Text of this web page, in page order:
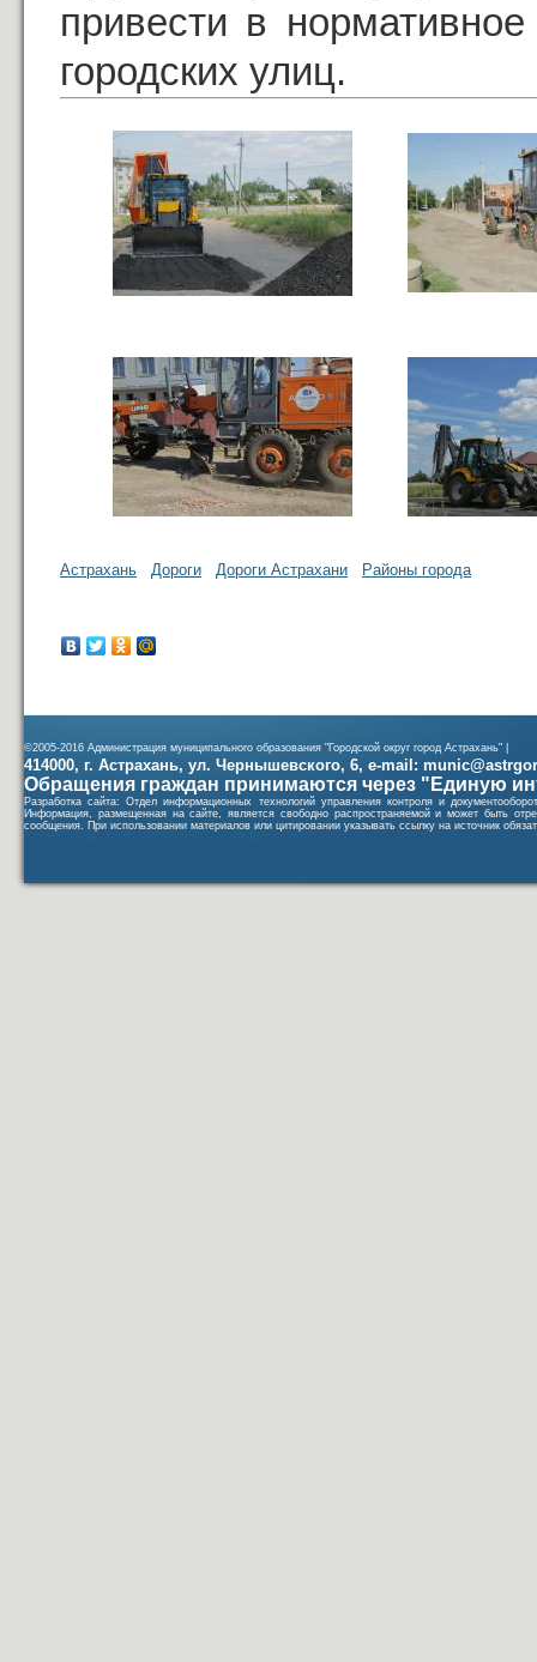
привести в
городских улиц.
Астрахань Дороги Дороги Астрахани Районы города
©2005-2016 Администрация муниципального образования "Городской округ город Астрахань" |
414000, г. Астрахань, ул. Чернышевского, 6, e-mail:
Обращения граждан принимаются через "Единую
Разработка сайта: Отдел информационных технологий управления контроля и
Информация, размещенная на сайте, является свободно распространяемой и может быть
сообщения. При использовании материалов или цитировании указывать ссылку на источник